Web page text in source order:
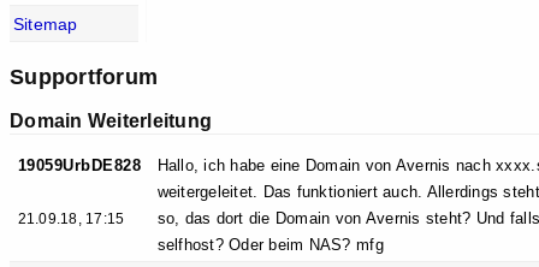
Sitemap
Supportforum
Domain Weiterleitung
19059UrbDE828
21.09.18, 17:15
Hallo, ich habe eine Domain von Avernis nach
weitergeleitet. Das funktioniert auch. Allerdings
so, das dort die Domain von Avernis steht? Und
selfhost? Oder beim NAS? mfg